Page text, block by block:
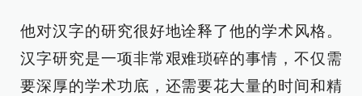
他对汉字的研究很好地诠释了他的学术风格。
汉字研究是一项非常艰难琐碎的事情，不仅需
要深厚的学术功底，还需要花大量的时间和精